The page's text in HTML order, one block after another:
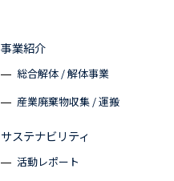
事業紹介
総合解体 / 解体事業
産業廃棄物収集 / 運搬
サステナビリティ
活動レポート